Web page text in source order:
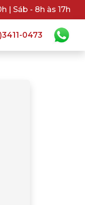
| Sáb - 8h às 17h
0473